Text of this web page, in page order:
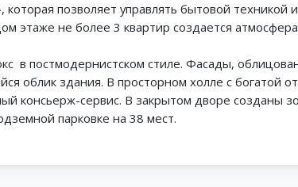
позволяет управлять бытовой техникой
этаже не более 3 квартир создается
в постмодернистском стиле. Фасады,
облик здания. В просторном холле с богатой
консьерж-сервис. В закрытом дворе созданы
парковке на 38 мест.